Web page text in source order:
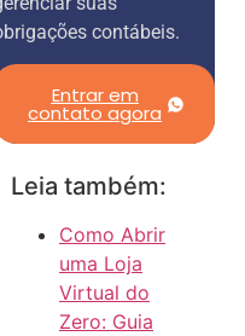
contábeis.
Entrar em
contato agora
Leia também:
Como Abrir
uma Loja
Virtual do
Zero: Guia